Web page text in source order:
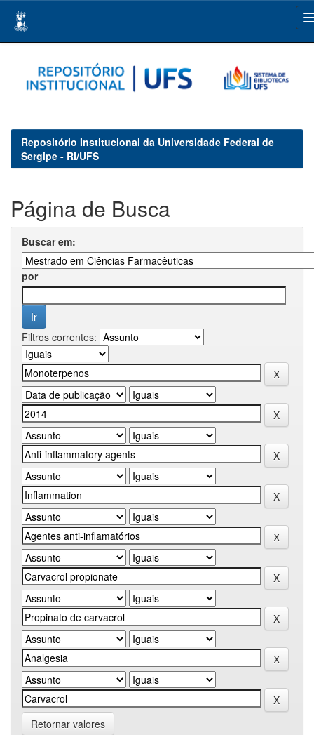
navigation
Repositório Institucional da Universidade Federal de
Sergipe - RI/UFS
Página de Busca
Buscar em:
por
Filtros correntes:
Retornar valores